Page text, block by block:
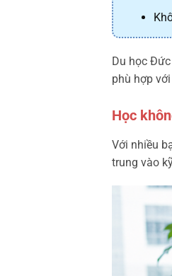
Du học
phù hợp
Học
Với nhiều
trung vào